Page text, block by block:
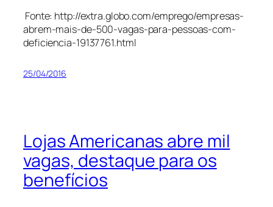
Fonte: http://extra.globo.com/emprego/empresas-
abrem-mais-de-500-vagas-para-pessoas-com-
deficiencia-19137761.html
25/04/2016
Lojas Americanas abre mil
vagas, destaque para os
benefícios